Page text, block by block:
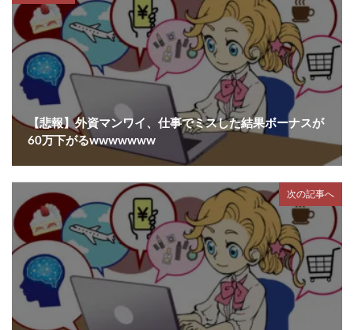
【悲報】外資マンワイ、仕事でミスした結果ボーナスが
60万下がるwwwwwww
次の記事へ